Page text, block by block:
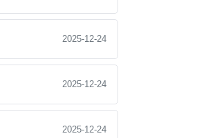
2025-12-24
2025-12-24
2025-12-24